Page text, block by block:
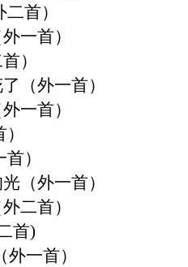
首）
一首）
）
（外一首）
一首）
）
（外一首）
二首）
首)
外一首）